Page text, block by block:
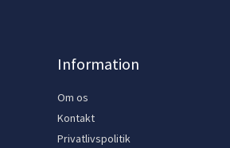
Information
Om os
Kontakt
Privatlivspolitik